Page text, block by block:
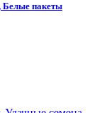
Белые пакеты